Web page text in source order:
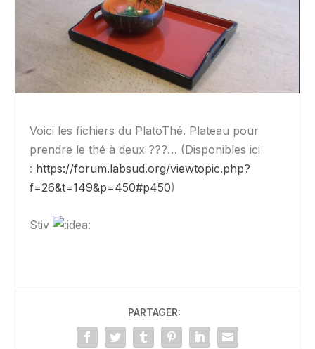
Voici les fichiers du PlatoThé. Plateau pour
prendre le thé à deux ???… (Disponibles ici
: https://forum.labsud.org/viewtopic.php?
f=26&t=149&p=450#p450)
Stiv
PARTAGER: